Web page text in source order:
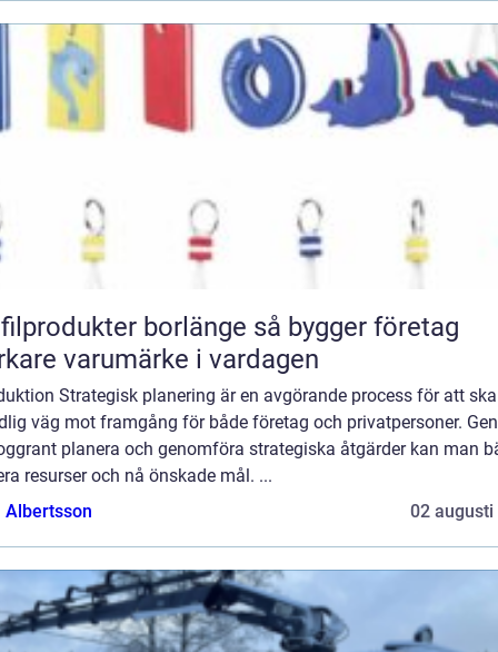
borlänge så bygger företag
varumärke i vardagen
Strategisk planering är en avgörande process för att
väg mot framgång för både företag och privatpersoner.
planera och genomföra strategiska åtgärder kan man
resurser och nå önskade mål. ...
Albertsson
02 augusti